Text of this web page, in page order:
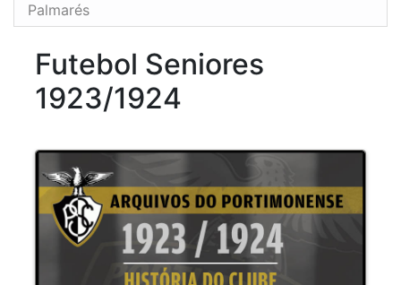
Palmarés
Futebol Seniores
1923/1924